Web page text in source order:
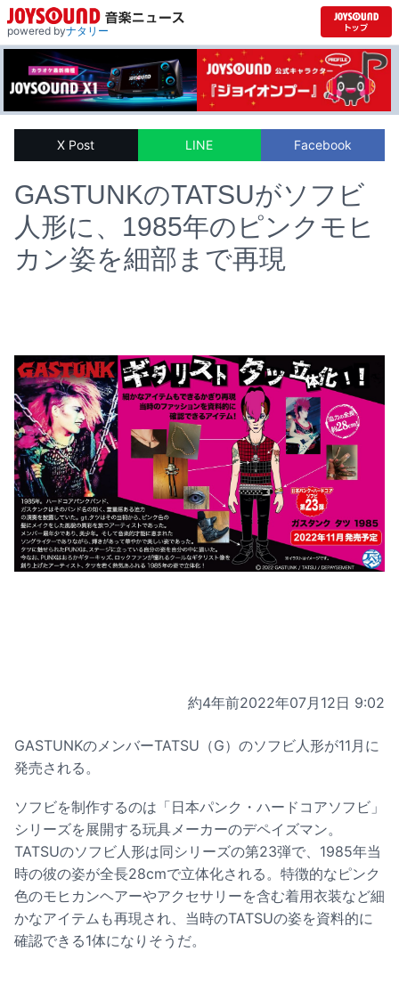
powered byナタリー
X Post LINE Facebook
GASTUNKのTATSUがソフビ
人形に、1985年のピンクモヒ
カン姿を細部まで再現
約4年前2022年07月12日 9:02
GASTUNKのメンバーTATSU（G）のソフビ人形が11月に
発売される。
ソフビを制作するのは「日本パンク・ハードコアソフビ」
シリーズを展開する玩具メーカーのデペイズマン。
TATSUのソフビ人形は同シリーズの第23弾で、1985年当
時の彼の姿が全長28cmで立体化される。特徴的なピンク
色のモヒカンヘアーやアクセサリーを含む着用衣装など細
かなアイテムも再現され、当時のTATSUの姿を資料的に
確認できる1体になりそうだ。